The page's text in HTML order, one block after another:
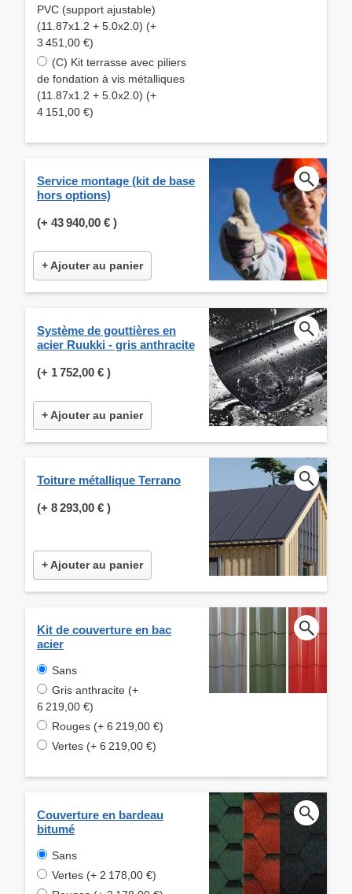
PVC (support ajustable)
(11.87x1.2 + 5.0x2.0) (+
3 451,00 €)
(C) Kit terrasse avec piliers
de fondation à vis métalliques
(11.87x1.2 + 5.0x2.0) (+
4 151,00 €)
Service montage (kit de base
hors options)
(+ 43 940,00 € )
+ Ajouter au panier
Système de gouttières en
acier Ruukki - gris anthracite
(+ 1 752,00 € )
+ Ajouter au panier
Toiture métallique Terrano
(+ 8 293,00 € )
+ Ajouter au panier
Kit de couverture en bac
acier
Sans
Gris anthracite (+
6 219,00 €)
Rouges (+ 6 219,00 €)
Vertes (+ 6 219,00 €)
Couverture en bardeau
bitumé
Sans
Vertes (+ 2 178,00 €)